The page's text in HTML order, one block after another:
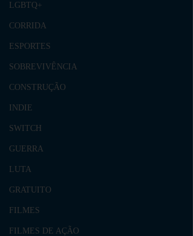
LGBTQ+
CORRIDA
ESPORTES
SOBREVIVÊNCIA
CONSTRUÇÃO
INDIE
SWITCH
GUERRA
LUTA
GRATUITO
FILMES
FILMES DE AÇÃO